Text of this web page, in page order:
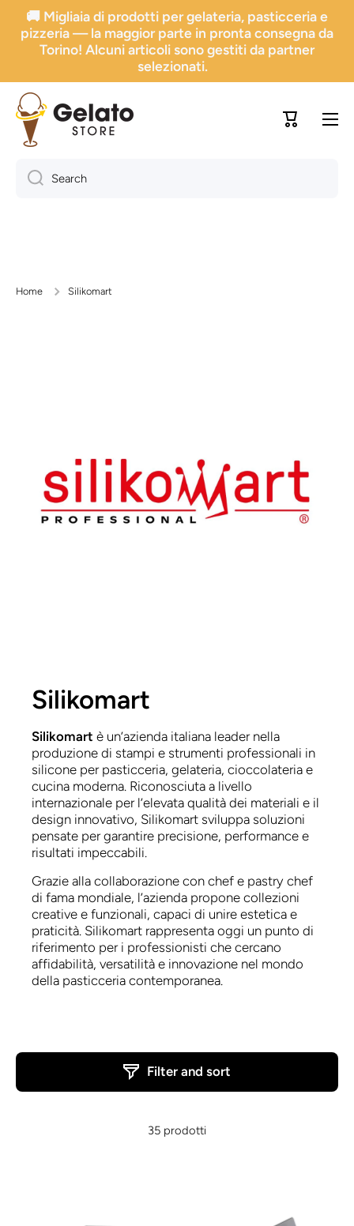
Go directly to content
🚚 Migliaia di prodotti per gelateria, pasticceria e
pizzeria — la maggior parte in pronta consegna da
Torino! Alcuni articoli sono gestiti da partner
selezionati.
Trolley
Search
Home Silikomart
Silikomart
Silikomart è un’azienda italiana leader nella
produzione di stampi e strumenti professionali in
silicone per pasticceria, gelateria, cioccolateria e
cucina moderna. Riconosciuta a livello
internazionale per l’elevata qualità dei materiali e il
design innovativo, Silikomart sviluppa soluzioni
pensate per garantire precisione, performance e
risultati impeccabili.
Grazie alla collaborazione con chef e pastry chef
di fama mondiale, l’azienda propone collezioni
creative e funzionali, capaci di unire estetica e
praticità. Silikomart rappresenta oggi un punto di
riferimento per i professionisti che cercano
affidabilità, versatilità e innovazione nel mondo
della pasticceria contemporanea.
Filter and sort
35 prodotti